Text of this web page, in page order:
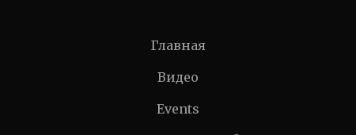
Главная
Видео
Events